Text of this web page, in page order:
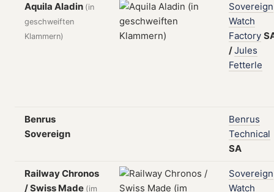
Aquila Aladin (in
geschweiften
Klammern)
Sovereign
Watch
Factory
/Jules
Fetterle
Benrus
Sovereign
Benrus
Technical
SA
Railway Chronos
/ Swiss Made (im
Sovereign
Watch